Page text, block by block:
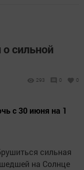
сильной
293 0 0
с 30 июня на 1
сильная
на Солнце